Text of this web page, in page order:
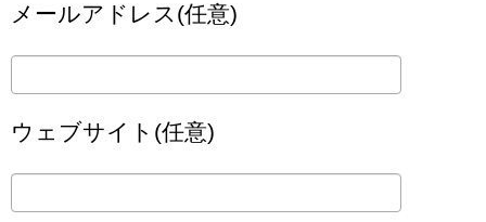
メールアドレス(任意)
ウェブサイト(任意)